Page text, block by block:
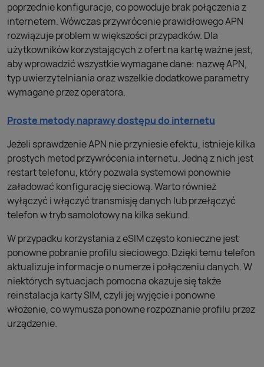
poprzednie konfiguracje, co powoduje brak połączenia z
internetem. Wówczas przywrócenie prawidłowego APN
rozwiązuje problem w większości przypadków. Dla
użytkowników korzystających z ofert na kartę ważne jest,
aby wprowadzić wszystkie wymagane dane: nazwę APN,
typ uwierzytelniania oraz wszelkie dodatkowe parametry
wymagane przez operatora.
Proste metody naprawy dostępu do internetu
Jeżeli sprawdzenie APN nie przyniesie efektu, istnieje kilka
prostych metod przywrócenia internetu. Jedną z nich jest
restart telefonu, który pozwala systemowi ponownie
załadować konfigurację sieciową. Warto również
wyłączyć i włączyć transmisję danych lub przełączyć
telefon w tryb samolotowy na kilka sekund.
W przypadku korzystania z eSIM często konieczne jest
ponowne pobranie profilu sieciowego. Dzięki temu telefon
aktualizuje informacje o numerze i połączeniu danych. W
niektórych sytuacjach pomocna okazuje się także
reinstalacja karty SIM, czyli jej wyjęcie i ponowne
włożenie, co wymusza ponowne rozpoznanie profilu przez
urządzenie.